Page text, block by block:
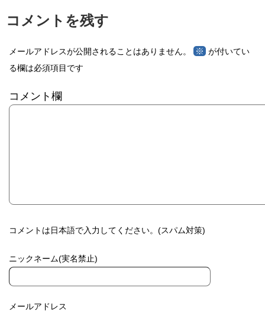
コメントを残す
メールアドレスが公開されることはありません。 ※ が付いてい
る欄は必須項目です
コメント欄
コメントは日本語で入力してください。(スパム対策)
ニックネーム(実名禁止)
メールアドレス